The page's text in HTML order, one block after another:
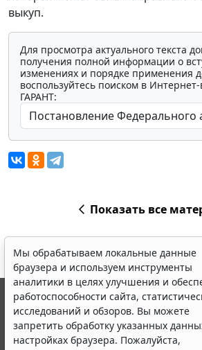
выкуп.
Для просмотра актуального текста
получения полной информации о
изменениях и порядке применения
воспользуйтесь поиском в
ГАРАНТ:
Показать все
Мы обрабатываем локальные данные
браузера и используем инструменты
аналитики в целях улучшения и
работоспособности сайта,
исследований и обзоров. Вы можете
запретить обработку указанных
настройках браузера. Пожалуйста,
© ООО "НПП "ГАРАНТ-СЕРВИС", 2026.
выпускается с 1990 года. Компания
являются участниками Российской